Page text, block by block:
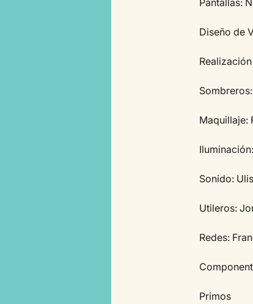
Pantallas:
Diseño de
Maquillaje:
Sonido:
Utileros:
Redes:
Primos